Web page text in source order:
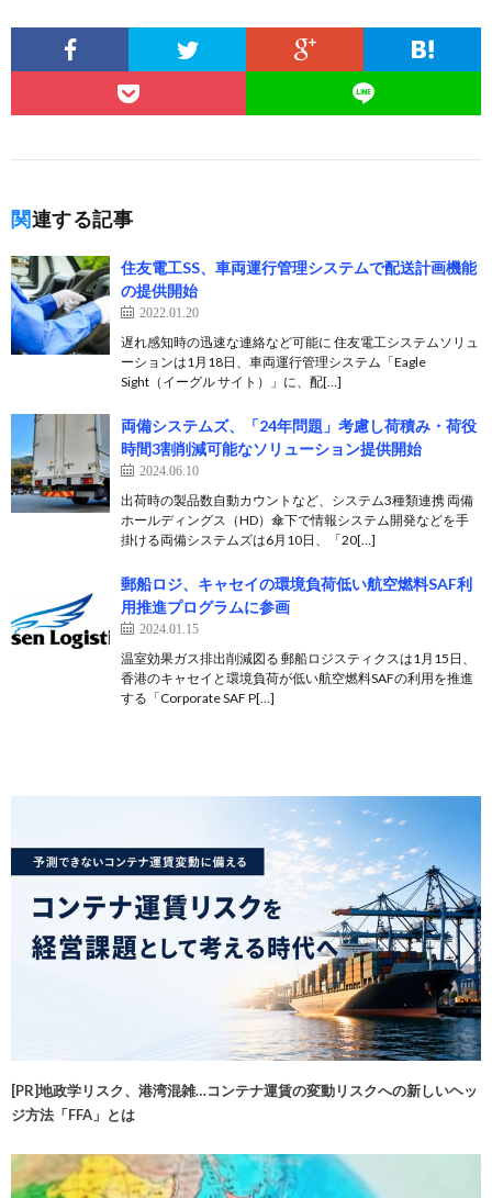
関連する記事
住友電工SS、車両運行管理システムで配送計画機能
の提供開始
2022.01.20
遅れ感知時の迅速な連絡など可能に 住友電工システムソリュ
ーションは1月18日、車両運行管理システム「Eagle
Sight（イーグル サイト）」に、配[…]
両備システムズ、「24年問題」考慮し荷積み・荷役
時間3割削減可能なソリューション提供開始
2024.06.10
出荷時の製品数自動カウントなど、システム3種類連携 両備
ホールディングス（HD）傘下で情報システム開発などを手
掛ける両備システムズは6月10日、「20[…]
郵船ロジ、キャセイの環境負荷低い航空燃料SAF利
用推進プログラムに参画
2024.01.15
温室効果ガス排出削減図る 郵船ロジスティクスは1月15日、
香港のキャセイと環境負荷が低い航空燃料SAFの利用を推進
する「Corporate SAF P[…]
[PR]地政学リスク、港湾混雑…コンテナ運賃の変動リスクへの新しいヘッ
ジ方法「FFA」とは